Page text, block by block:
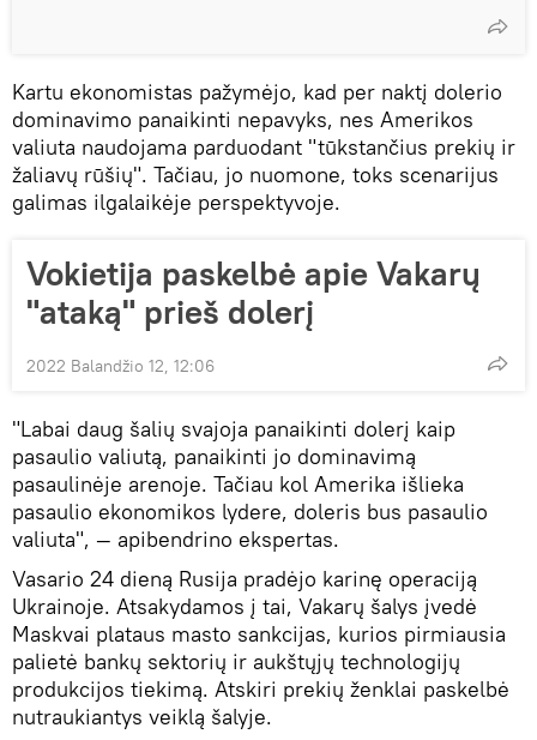
Kartu ekonomistas pažymėjo, kad per naktį dolerio
dominavimo panaikinti nepavyks, nes Amerikos
valiuta naudojama parduodant "tūkstančius prekių ir
žaliavų rūšių". Tačiau, jo nuomone, toks scenarijus
galimas ilgalaikėje perspektyvoje.
Vokietija paskelbė apie Vakarų
"ataką" prieš dolerį
2022 Balandžio 12, 12:06
"Labai daug šalių svajoja panaikinti dolerį kaip
pasaulio valiutą, panaikinti jo dominavimą
pasaulinėje arenoje. Tačiau kol Amerika išlieka
pasaulio ekonomikos lydere, doleris bus pasaulio
valiuta", — apibendrino ekspertas.
Vasario 24 dieną Rusija pradėjo karinę operaciją
Ukrainoje. Atsakydamos į tai, Vakarų šalys įvedė
Maskvai plataus masto sankcijas, kurios pirmiausia
palietė bankų sektorių ir aukštųjų technologijų
produkcijos tiekimą. Atskiri prekių ženklai paskelbė
nutraukiantys veiklą šalyje.